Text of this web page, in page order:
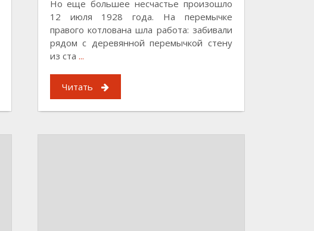
Но еще большее несчастье произошло
12 июля 1928 года. На перемычке
правого котлована шла работа: забивали
рядом с деревянной перемычкой стену
из ста ...
Читать